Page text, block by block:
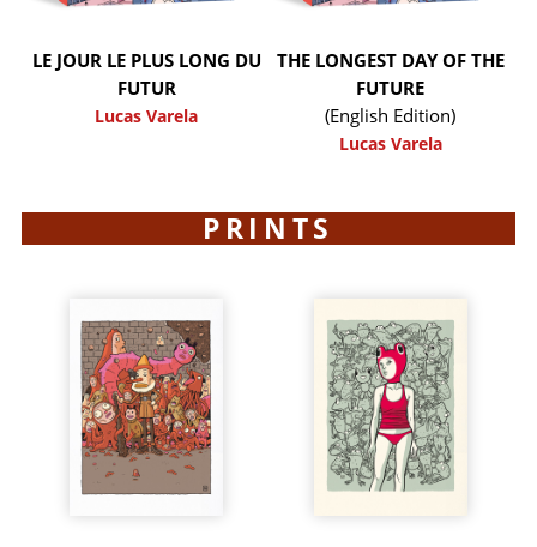
LE JOUR LE PLUS LONG DU
FUTUR
Lucas Varela
THE LONGEST DAY OF THE
FUTURE
(English Edition)
Lucas Varela
PRINTS